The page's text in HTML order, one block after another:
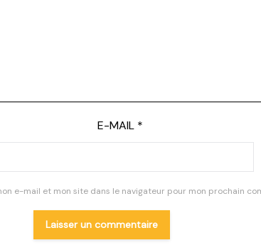
E-MAIL *
e-mail et mon site dans le navigateur pour mon prochain